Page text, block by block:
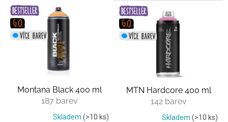
V
p
Montana Black 400 ml
187 barev
Skladem (>10 ks)
MTN Hardcore 400 ml
142 barev
Skladem (>10 ks)